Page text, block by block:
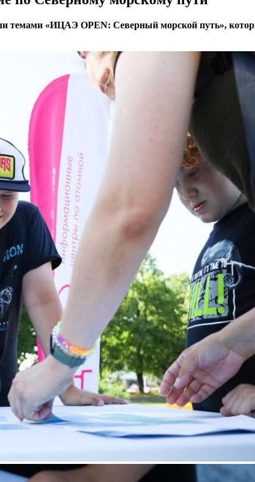
темами «ИЦАЭ OPEN: Северный морской путь»,